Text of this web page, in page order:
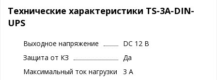
Технические характеристики TS-3A-DIN-
UPS
Выходное напряжение
DC 12 В
Защита от КЗ
Да
Максимальный ток нагрузки
3 A